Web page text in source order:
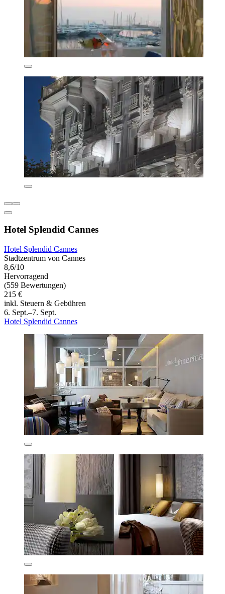
Hotel Splendid Cannes
Hotel Splendid Cannes
Stadtzentrum von Cannes
8,6/10
Hervorragend
(559 Bewertungen)
215 €
inkl. Steuern & Gebühren
6. Sept.–7. Sept.
Hotel Splendid Cannes